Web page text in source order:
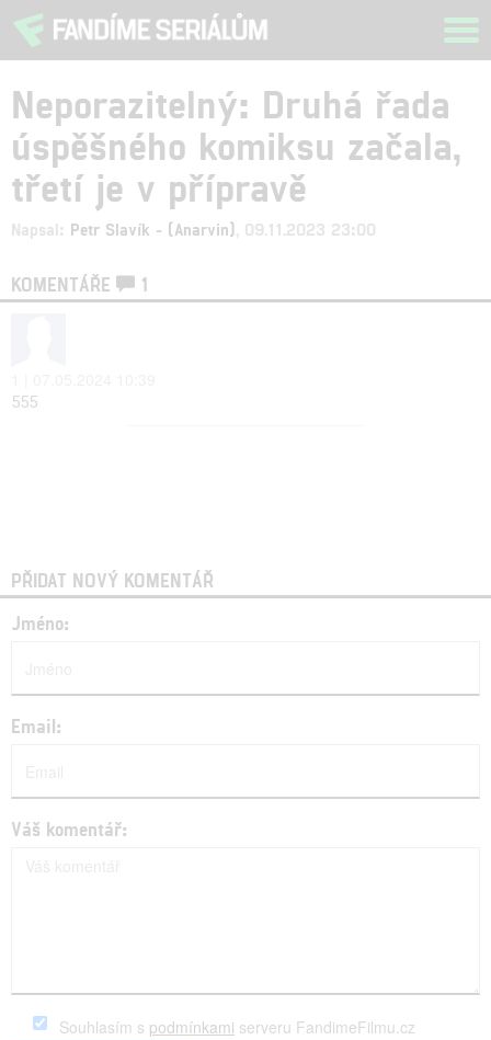
Neporazitelný: Druhá řada
úspěšného komiksu začala,
třetí je v přípravě
Napsal: Petr Slavík - (Anarvin) , 09.11.2023 23:00
KOMENTÁŘE 1
555
PŘIDAT NOVÝ KOMENTÁŘ
Jméno:
Email:
Váš komentář:
Souhlasím s podmínkami serveru FandimeFilmu.cz